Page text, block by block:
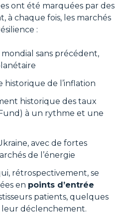
ont été marquées par des
à chaque fois, les marchés
:
sans précédent,
historique de l’inflation
historique des taux
à un rythme et une
avec de fortes
de l’énergie
rétrospectivement, se
en points d’entrée
patients, quelques
leur déclenchement.